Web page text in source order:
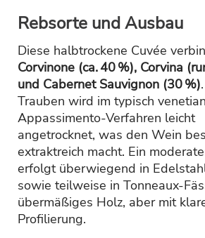
Rebsorte und Ausbau
Diese halbtrockene Cuvée
Corvinone (ca. 40 %), Corvina
und Cabernet Sauvignon (30 %)
Trauben wird im typisch
Appassimento-Verfahren leicht
angetrocknet, was den Wein
extraktreich macht. Ein
erfolgt überwiegend in
sowie teilweise in Tonneaux-
übermäßiges Holz, aber mit
Profilierung.